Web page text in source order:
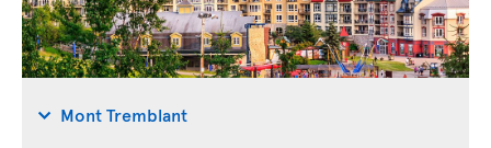
Mont Tremblant